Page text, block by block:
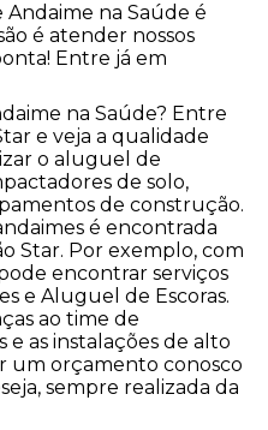
na Saúde é
é atender nossos
Entre já em
na Saúde? Entre
e veja a qualidade
o aluguel de
de solo,
de construção.
é encontrada
Star. Por exemplo, com
encontrar serviços
e Aluguel de Escoras.
ao time de
e as instalações de alto
um orçamento conosco
sempre realizada da